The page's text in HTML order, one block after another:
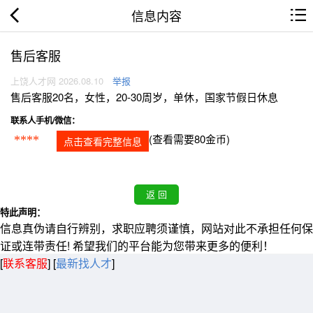
信息内容
售后客服
上饶人才网 2026.08.10 举报
售后客服20名，女性，20-30周岁，单休，国家节假日休息
联系人手机/微信：
**** 点击查看完整信息 (查看需要80金币)
特此声明：
信息真伪请自行辨别，求职应聘须谨慎，网站对此不承担任何保
证或连带责任! 希望我们的平台能为您带来更多的便利！
[联系客服] [最新找人才]